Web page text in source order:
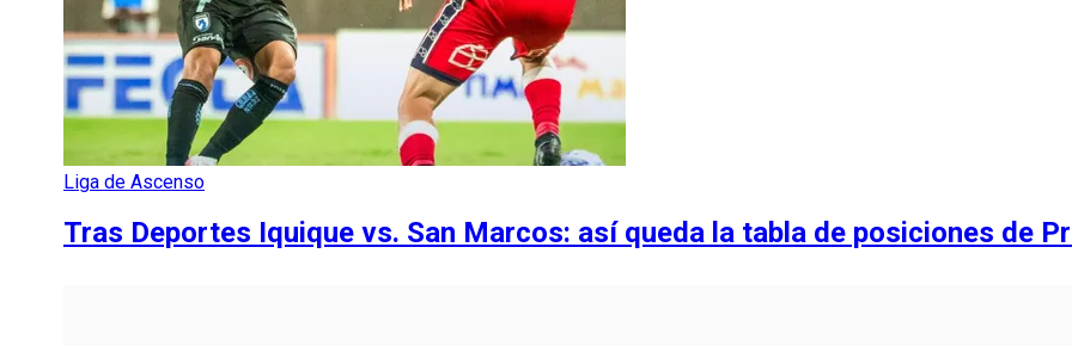
Liga de Ascenso
Tras Deportes Iquique vs. San Marcos: así queda la tabla de posiciones de